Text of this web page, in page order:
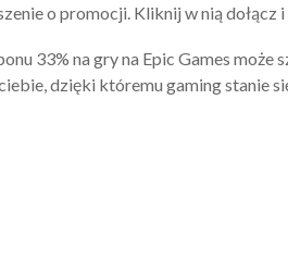
o promocji. Kliknij w nią dołącz
33% na gry na Epic Games może
dzięki któremu gaming stanie